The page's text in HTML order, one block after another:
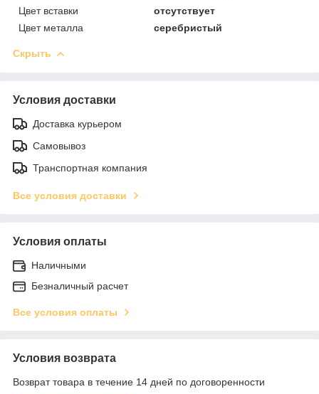
Цвет вставки
отсутствует
Цвет металла
серебристый
Скрыть
Условия доставки
Доставка курьером
Самовывоз
Транспортная компания
Все условия доставки
Условия оплаты
Наличными
Безналичный расчет
Все условия оплаты
Условия возврата
Возврат товара в течение 14 дней по договоренности